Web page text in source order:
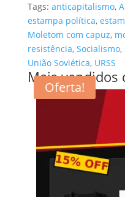
Tags: anticapitalismo,
estampa política,
Moletom com capuz,
resistência, Socialismo,
União Soviética, URSS
Mais vendidos
Oferta!